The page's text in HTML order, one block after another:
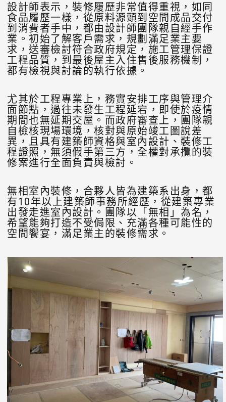
設計師表示，裝修履歷非常值得重視，如同
食品履歷一樣，從原料源頭到空間成品交付
到消費者手中，都由設計師團隊親自經手作
業。初始了解客戶需求，規劃滿足業主要
求，送審檢討符合政府規定，施工管理保證
工程品質，到最後屋主入住售後服務機制，
都有檢視與討論的執行依據。
尤其於工程專業上，務實安排工序與管理介
面節點，過往未發生工程延宕，即使於疫情
期間也無延期交屋。而政府審查上，團隊親
自檢核現場環境，核對與原始竣工圖說差
異，且具有建築師資格與室內設計、裝修工
程證照，無須假手第三方，全權對承攬的裝
修案進行全面負責與檢討。
無相室內裝修，合夥人皆為建築系出身，都
有10年以上建築師事務所經歷，從建築專業
出發走進室內設計。團隊以「無相」為名，
希望能夠打造不受侷限、充滿各種可能性的
空間饗宴，滿足業主的裝修需求。